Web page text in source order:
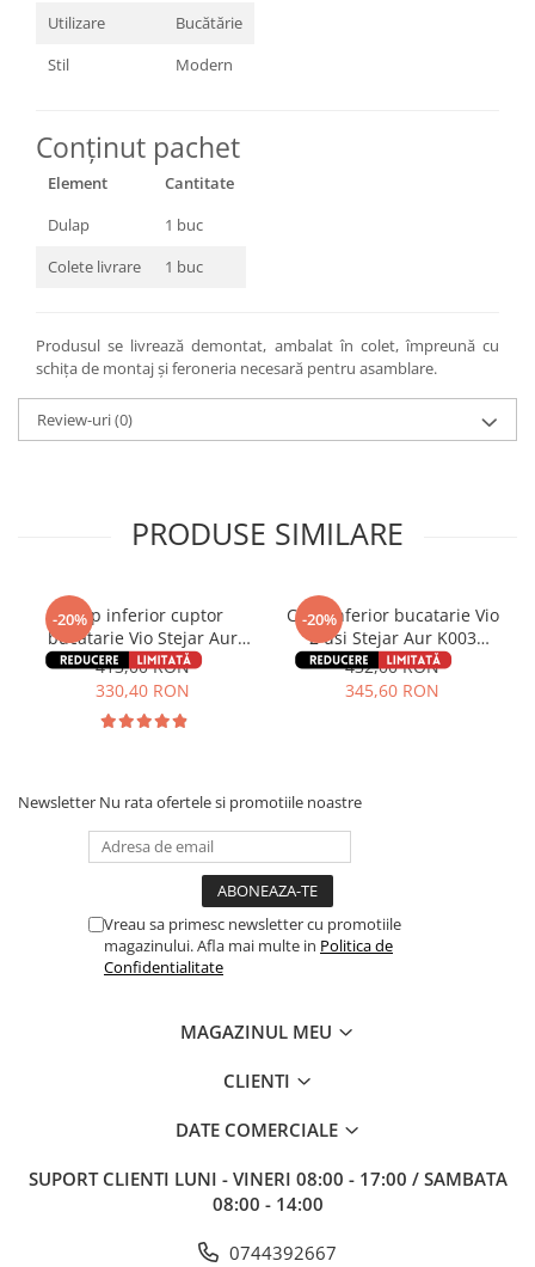
Utilizare
Bucătărie
Stil
Modern
Conținut pachet
Element
Cantitate
Dulap
1 buc
Colete livrare
1 buc
Produsul se livrează demontat, ambalat în colet, împreună cu
schița de montaj și feroneria necesară pentru asamblare.
Review-uri(0)
PRODUSE SIMILARE
-20%
Corp inferior cuptor
bucatarie Vio Stejar Aur
K003 60x49x85 cm
413,00 RON
330,40 RON
-20%
Corp inferior bucatarie Vio
2 usi Stejar Aur K003
60x49x85 cm
432,00 RON
345,60 RON
Newsletter Nu rata ofertele si promotiile noastre
Vreau sa primesc newsletter cu promotiile
magazinului. Afla mai multe in Politica de
Confidentialitate
MAGAZINUL MEU
CLIENTI
DATE COMERCIALE
SUPORT CLIENTI LUNI - VINERI 08:00 - 17:00 / SAMBATA
08:00 - 14:00
0744392667